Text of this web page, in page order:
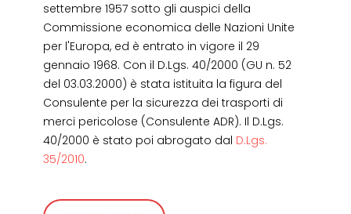
settembre 1957 sotto gli auspici della
Commissione economica delle Nazioni Unite
per l'Europa, ed è entrato in vigore il 29
gennaio 1968. Con il D.Lgs. 40/2000 (GU n. 52
del 03.03.2000) è stata istituita la figura del
Consulente per la sicurezza dei trasporti di
merci pericolose (Consulente ADR). Il D.Lgs.
40/2000 è stato poi abrogato dal D.Lgs.
35/2010.